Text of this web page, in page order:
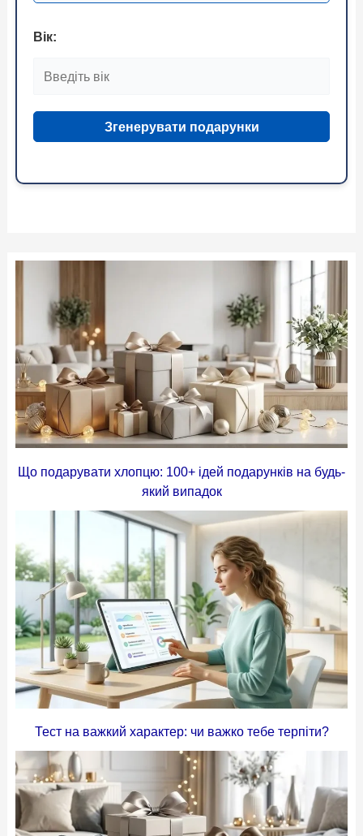
Вік:
Згенерувати подарунки
Що подарувати хлопцю: 100+ ідей подарунків на будь-
який випадок
Тест на важкий характер: чи важко тебе терпіти?